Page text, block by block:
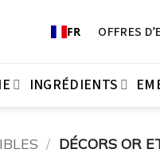
FR OFFRES
INGRÉDIENTS
/ DÉCORS OR